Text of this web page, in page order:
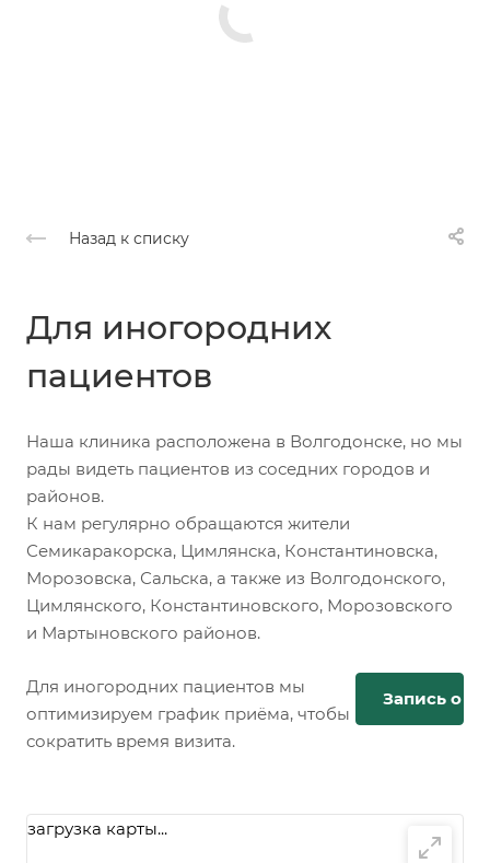
Назад к списку
Для иногородних
пациентов
Наша клиника расположена в Волгодонске, но мы
рады видеть пациентов из соседних городов и
районов.
К нам регулярно обращаются жители
Семикаракорска, Цимлянска, Константиновска,
Морозовска, Сальска, а также из Волгодонского,
Цимлянского, Константиновского, Морозовского
и Мартыновского районов.
Для иногородних пациентов мы
оптимизируем график приёма, чтобы
сократить время визита.
Запись
загрузка карты...